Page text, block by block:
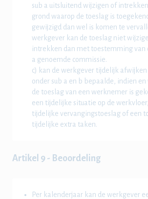
sub a uitsluitend wijzigen of
grond waarop de toeslag is
gewijzigd dan wel is komen te
werkgever kan de toeslag niet
intrekken dan met toestemming van
a genoemde commissie.
c) kan de werkgever tijdelijk
onder sub a en b bepaalde, indien en
de toeslag van een werknemer is
een tijdelijke situatie op de
tijdelijke vervangingstoeslag of een
tijdelijke extra taken.
Artikel 9 - Beoordeling
Per kalenderjaar kan de werkgever